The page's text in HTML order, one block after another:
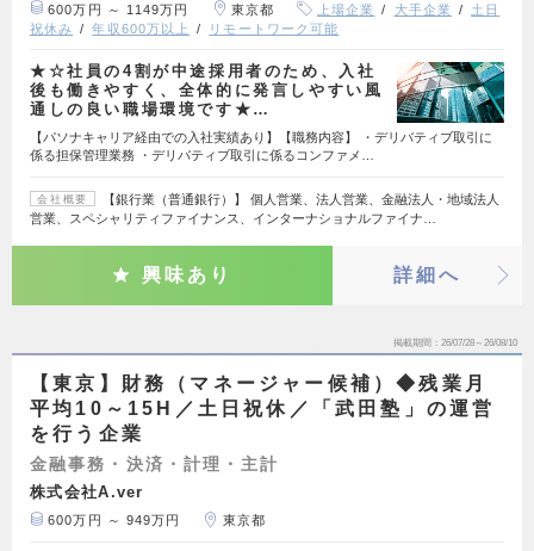
600万円 ～ 1149万円 東京都 上場企業 大手企業
土日
祝休み
年収600万以上 リモートワーク可能
★☆社員の4割が中途採用者のため、入社
後も働きやすく、全体的に発言しやすい風
通しの良い職場環境です★…
【パソナキャリア経由での入社実績あり】【職務内容】 ・デリバティブ取引に
係る担保管理業務 ・デリバティブ取引に係るコンファメ…
会社概要
【銀行業（普通銀行）】 個人営業、法人営業、金融法人・地域法人
営業、スペシャリティファイナンス、インターナショナルファイナ…
興味あり 詳細へ
掲載期間 26/07/28～26/08/10
【東京】財務（マネージャー候補）◆残業月
平均10～15H／土日祝休／「武田塾」の運営
を行う企業
金融事務・決済・計理・主計
株式会社A.ver
600万円 ～ 949万円 東京都